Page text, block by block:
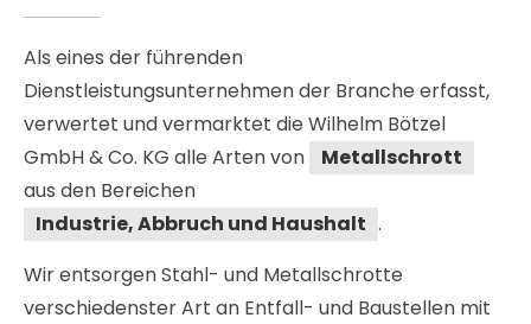
Als eines der führenden
Dienstleistungsunternehmen der Branche erfasst,
verwertet und vermarktet die Wilhelm Bötzel
GmbH & Co. KG alle Arten von
Metallschrott
aus den Bereichen
Industrie, Abbruch und Haushalt .
Wir entsorgen Stahl- und Metallschrotte
verschiedenster Art an Entfall- und Baustellen mit